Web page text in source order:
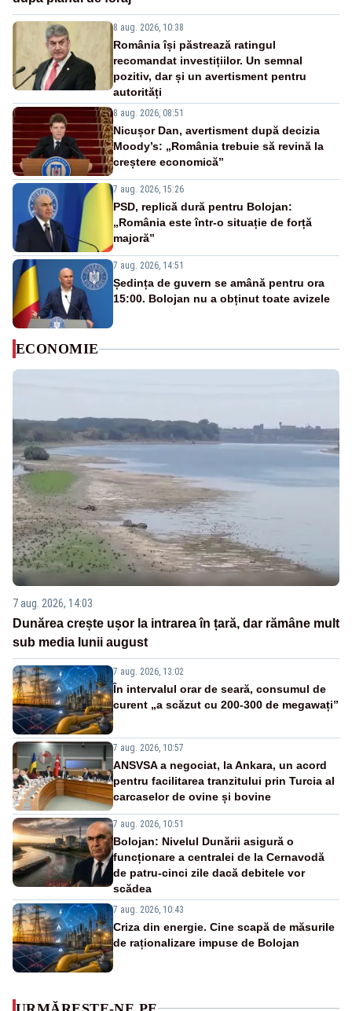
8 aug. 2026, 10:38
România își păstrează ratingul
recomandat investițiilor. Un semnal
pozitiv, dar și un avertisment pentru
autorități
8 aug. 2026, 08:51
Nicușor Dan, avertisment după decizia
Moody’s: „România trebuie să revină la
creștere economică”
7 aug. 2026, 15:26
PSD, replică dură pentru Bolojan:
„România este într-o situație de forță
majoră”
7 aug. 2026, 14:51
Ședința de guvern se amână pentru ora
15:00. Bolojan nu a obținut toate avizele
ECONOMIE
7 aug. 2026, 14:03
Dunărea crește ușor la intrarea în țară, dar rămâne mult
sub media lunii august
7 aug. 2026, 13:02
În intervalul orar de seară, consumul de
curent „a scăzut cu 200-300 de megawați”
7 aug. 2026, 10:57
ANSVSA a negociat, la Ankara, un acord
pentru facilitarea tranzitului prin Turcia al
carcaselor de ovine și bovine
7 aug. 2026, 10:51
Bolojan: Nivelul Dunării asigură o
funcționare a centralei de la Cernavodă
de patru-cinci zile dacă debitele vor
scădea
7 aug. 2026, 10:43
Criza din energie. Cine scapă de măsurile
de raționalizare impuse de Bolojan